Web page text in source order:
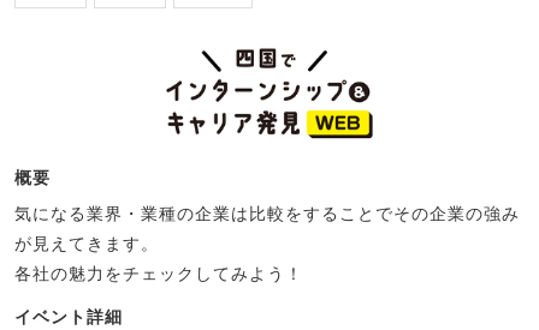
概要
気になる業界・業種の企業は比較をすることでその企業の強み
が見えてきます。
各社の魅力をチェックしてみよう！
イベント詳細